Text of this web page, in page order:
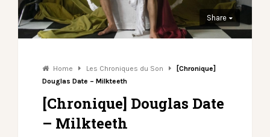
Share
Home Les Chroniques du Son
[Chronique]
Douglas Date – Milkteeth
[Chronique] Douglas Date
– Milkteeth